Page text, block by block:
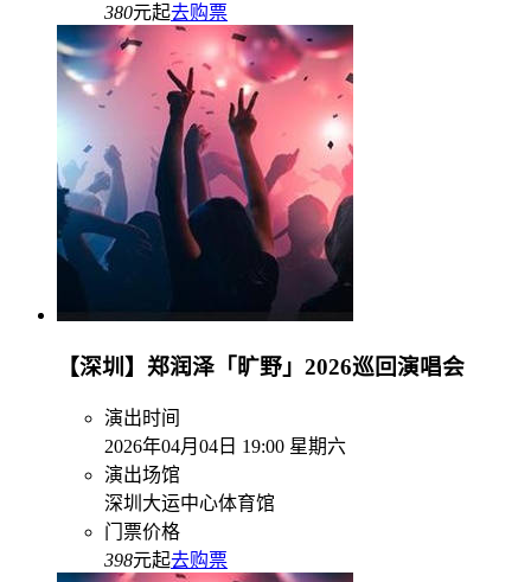
380元起去购票
【深圳】郑润泽「旷野」2026巡回演唱会
演出时间
2026年04月04日 19:00 星期六
演出场馆
深圳大运中心体育馆
门票价格
398元起去购票